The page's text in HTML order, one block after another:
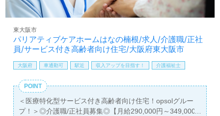
ご希望のエリアを担当コンサルタントへお伝えください。
詳細をご案内します。
全国の求人ご紹介！医療/福祉業界の正社員/パート求人探
しは【ウィルオブ介護】＊求人情報収集、将来的に検討の
方も遠慮なく＊
LINE、メール、お電話などご希望に応じてお問い合わせ/ご
料サービスをご利用いただけます。＜非公開求人も取扱い
あり！＞"転職支援"のプロと一緒に転職活動！お問い合わ
せお待ちしております。
パリアティブケアホームはなの楠根/求人/介護職/正社
員/サービス付き高齢者向け住宅/大阪府東大阪市
東大阪市
大阪府 車通勤可 駅近 収入アップを目指す！ 介護福祉士
POINT
＜医療特化型サービス付き高齢者向け住宅！opsolグルー
プ！＞◎介護職/正社員募集◎【月給290,000円～349,000